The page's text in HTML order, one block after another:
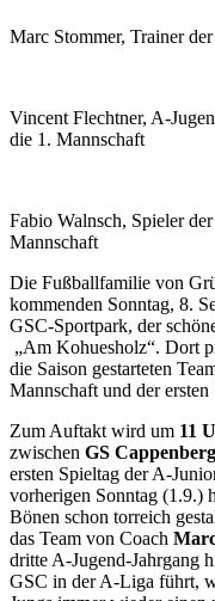
Marc Stommer, Trainer
Vincent Flechtner, A-
die 1. Mannschaft
Fabio Walnsch, Spieler
Mannschaft
Die Fußballfamilie von
kommenden Sonntag, 8.
GSC-Sportpark, der
„Am Kohuesholz“. Dort
die Saison gestarteten
Mannschaft und der
Zum Auftakt wird um 11
zwischen GS Cappenberg
ersten Spieltag der A-
vorherigen Sonntag (1.9.)
Bönen schon torreich
das Team von Coach
dritte A-Jugend-Jahrgang
GSC in der A-Liga führt,